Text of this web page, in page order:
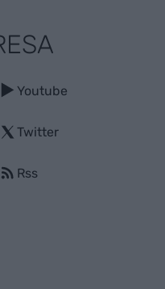
Youtube
Twitter
Rss